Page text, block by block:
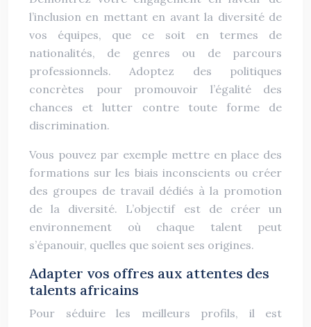
l’inclusion en mettant en avant la diversité de
vos équipes, que ce soit en termes de
nationalités, de genres ou de parcours
professionnels. Adoptez des politiques
concrètes pour promouvoir l’égalité des
chances et lutter contre toute forme de
discrimination.
Vous pouvez par exemple mettre en place des
formations sur les biais inconscients ou créer
des groupes de travail dédiés à la promotion
de la diversité. L’objectif est de créer un
environnement où chaque talent peut
s’épanouir, quelles que soient ses origines.
Adapter vos offres aux attentes des
talents africains
Pour séduire les meilleurs profils, il est